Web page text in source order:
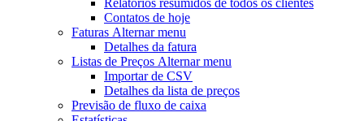
Relatórios resumidos de todos os clientes
Contatos de hoje
Faturas Alternar menu
Detalhes da fatura
Listas de Preços Alternar menu
Importar de CSV
Detalhes da lista de preços
Previsão de fluxo de caixa